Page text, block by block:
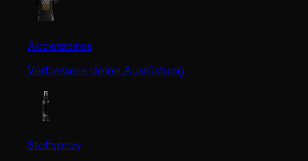
Accessoires
Verbessere deine Ausrüstung.
Stoffspray